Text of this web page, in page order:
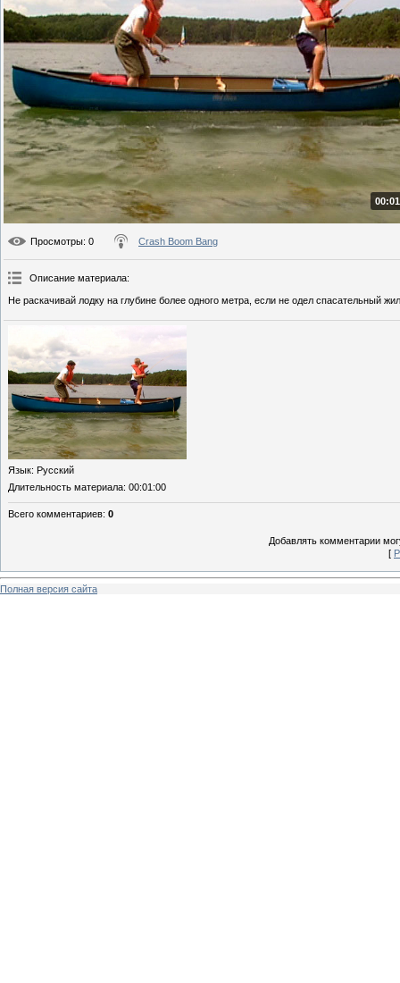
Просмотры: 0 Crash Boom Bang
Описание материала:
Не раскачивай лодку на глубине более одного метра, если не одел спасательный
Язык: Русский
Длительность материала: 00:01:00
Всего комментариев: 0
Добавлять комментарии
[
Полная версия сайта